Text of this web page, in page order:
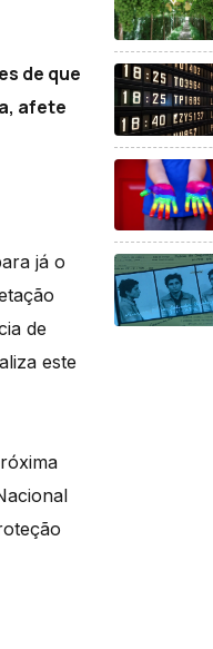
de que
afete
já o
de
este